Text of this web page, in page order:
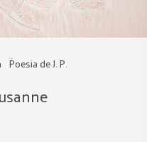
Poesia de J. P.